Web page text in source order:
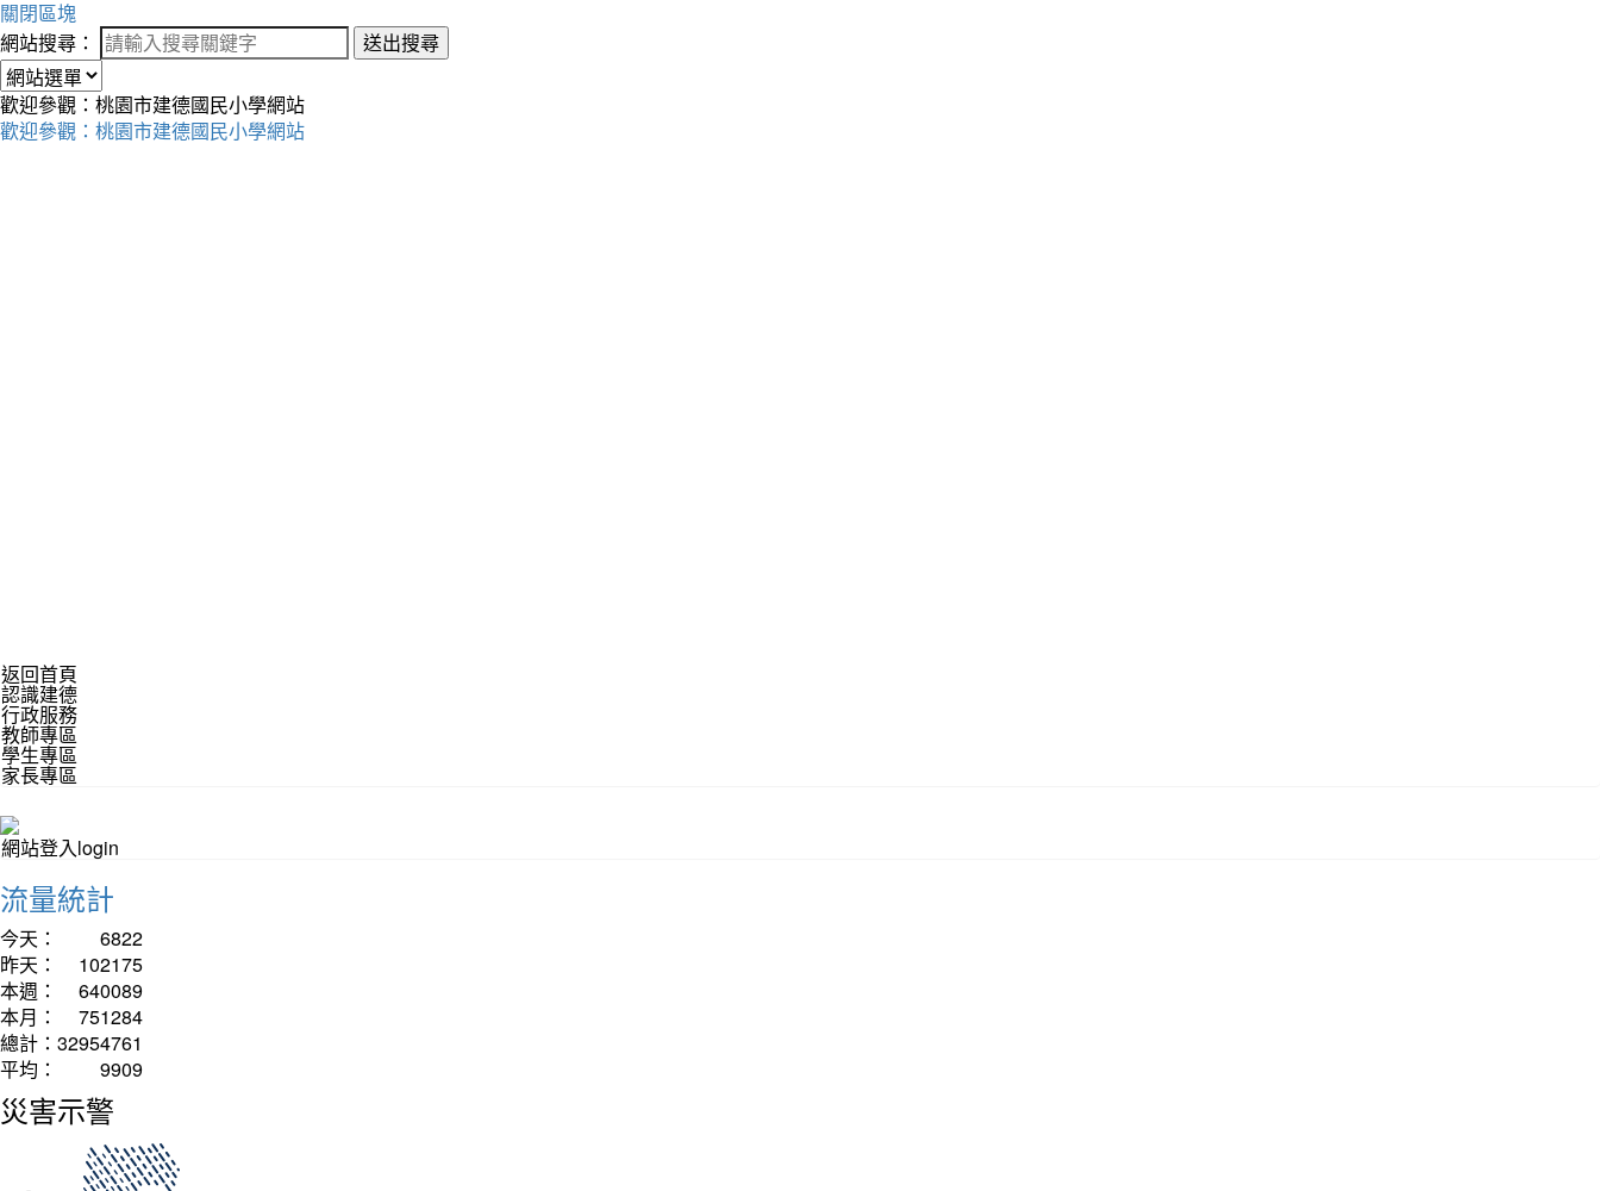
關閉區塊
網站搜尋：
送出搜尋
歡迎參觀：桃園市建德國民小學網站
歡迎參觀：桃園市建德國民小學網站
返回首頁
認識建德
行政服務
教師專區
學生專區
家長專區
網站登入login
流量統計
今天：
6822
昨天：
102175
本週：
640089
本月：
751284
總計： 32954761
平均：
9909
災害示警